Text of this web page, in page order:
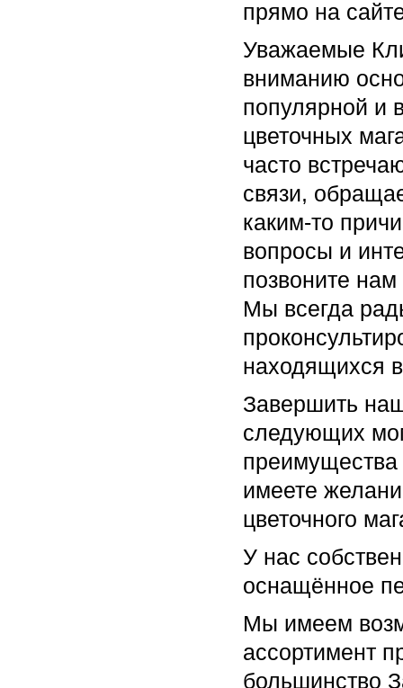
прямо на
Уважаемые
вниманию
популярной и
цветочных
часто
связи,
каким-то
вопросы и
позвоните
Мы всегда
находящихся
Завершить
следующих
имеете
цветочного
У нас
оснащённое
Мы имеем
ассортимент
большинство